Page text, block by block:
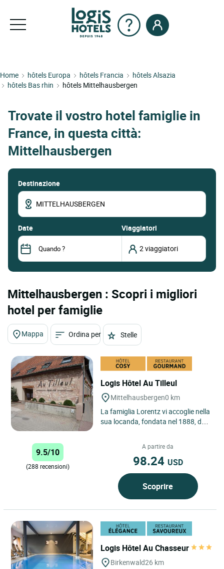
Home hôtels Europa hôtels Francia
hôtels Alsazia
hôtels Bas rhin
hôtels Mittelhausbergen
Trovate il vostro hotel famiglie in
France, in questa città:
Mittelhausbergen
Destinazione
date Viaggiatori
Mittelhausbergen : Scopri i migliori
hotel per famiglie
Mappa Ordina per Stelle
Logis Hôtel Au Tilleul
Mittelhausbergen0 km
La famiglia Lorentz vi accoglie nella
sua locanda, fondata nel 1888, da 5
9.5/10
(288 recensioni)
A partire da
98.24 USD
Scoprire
Logis Hôtel Au Chasseur
Birkenwald26 km